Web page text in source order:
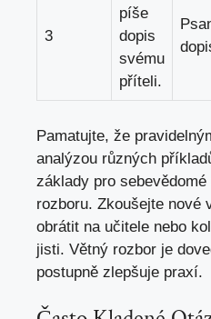
3
píše
dopis
svému
příteli.
Pamatujte, že
analýzou různých
základy pro
rozboru. Zkoušejte nové
obrátit na učitele nebo
jisti.⁤ Větný rozbor⁤ je
postupně zlepšuje praxí.